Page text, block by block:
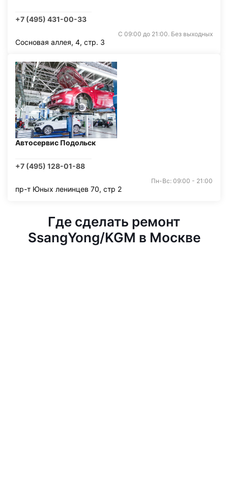
+7 (495) 431-00-33
С 09:00 до 21:00. Без выходных
Сосновая аллея, 4, стр. 3
Автосервис Подольск
+7 (495) 128-01-88
Пн-Вс: 09:00 - 21:00
пр-т Юных ленинцев 70, стр 2
Где сделать ремонт
SsangYong/KGM в Москве